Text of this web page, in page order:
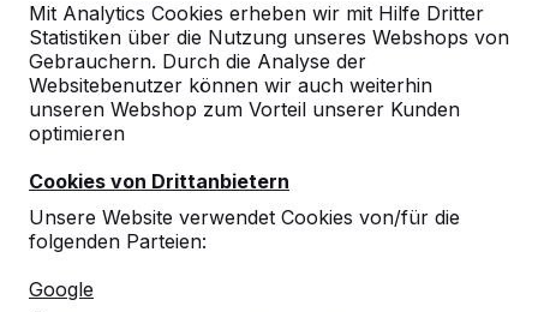
Mit Analytics Cookies erheben wir mit Hilfe Dritter
Statistiken über die Nutzung unseres Webshops von
Gebrauchern. Durch die Analyse der
Websitebenutzer können wir auch weiterhin
unseren Webshop zum Vorteil unserer Kunden
optimieren
Cookies von Drittanbietern
Unsere Website verwendet Cookies von/für die
folgenden Parteien:
Google
Leistungsverhältnis!! Wir sind rundum
zufrieden. Die Lieferung und Aufstellung der
Platte ist super organisiert. Hier ist nix mit "bis
zur Bordsteinkante". Der Tisch wird auf zum
gewünschten Platz gebracht und dort
aufgestellt.